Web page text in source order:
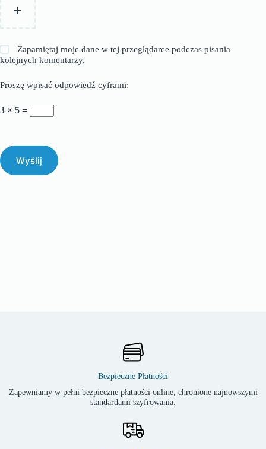
Zapamiętaj moje dane w tej przeglądarce podczas pisania
kolejnych komentarzy.
Proszę wpisać odpowiedź cyframi:
3 × 5 =
Wyślij
Bezpieczne Płatności
Zapewniamy w pełni bezpieczne płatności online, chronione najnowszymi
standardami szyfrowania.